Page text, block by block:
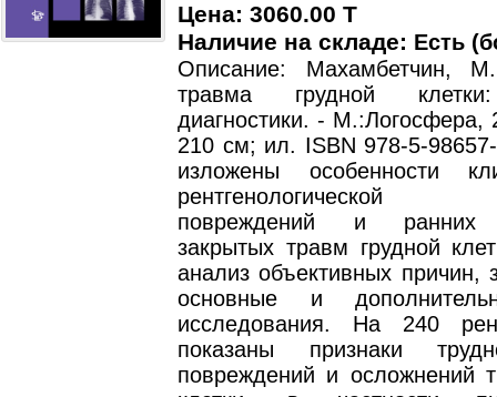
Цена: 3060.00 T
Наличие на складе: Есть
Описание: Махамбетчин,
травма грудной
диагностики. - М.:Логосфера,
210 см; ил. ISBN 978-5-
изложены особенности
рентгенологической
повреждений и ранних
закрытых травм грудной
анализ объективных причин,
основные и
исследования. На 240
показаны признаки
повреждений и осложнений